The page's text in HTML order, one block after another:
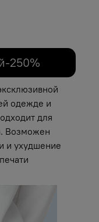
250%
одежде и
для
Возможен
и ухудшение